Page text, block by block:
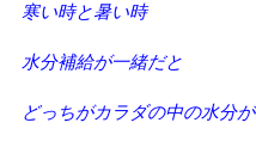
寒い時と暑い時
水分補給が一緒だと
どっちがカラダの中の水分が